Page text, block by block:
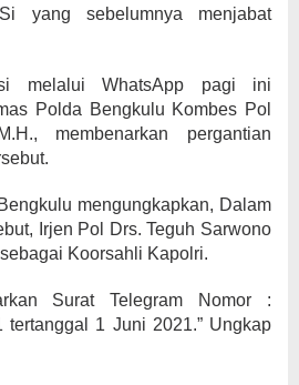
yang sebelumnya menjabat
melalui WhatsApp pagi ini
Polda Bengkulu Kombes Pol
membenarkan pergantian
mengungkapkan, Dalam
Irjen Pol Drs. Teguh Sarwono
Koorsahli Kapolri.
Surat Telegram Nomor :
tertanggal 1 Juni 2021.” Ungkap